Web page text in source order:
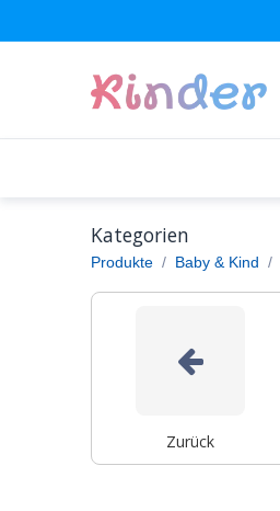
Kategorien
Produkte Baby & Kind
Zurück